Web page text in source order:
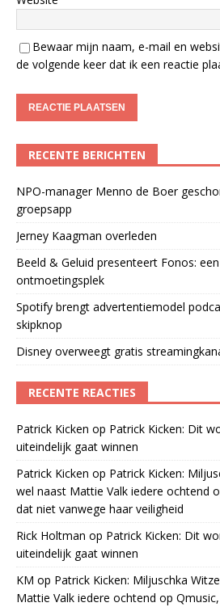
Bewaar mijn naam, e-mail en
de volgende keer dat ik een reactie
RECENTE BERICHTEN
NPO-manager Menno de Boer
groepsapp
Jerney Kaagman overleden
Beeld & Geluid presenteert Fonos:
ontmoetingsplek
Spotify brengt advertentiemodel
skipknop
Disney overweegt gratis
RECENTE REACTIES
Patrick Kicken op Patrick Kicken: Dit
uiteindelijk gaat winnen
Patrick Kicken op Patrick Kicken:
wel naast Mattie Valk iedere ochtend
dat niet vanwege haar veiligheid
Rick Holtman op Patrick Kicken: Dit
uiteindelijk gaat winnen
KM op Patrick Kicken: Miljuschka
Mattie Valk iedere ochtend op